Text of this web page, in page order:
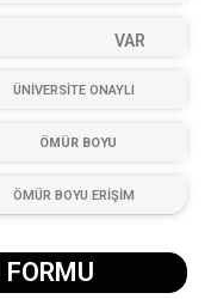
VAR
ÜNİVERSİTE ONAYLI
ÖMÜR BOYU
ÖMÜR BOYU ERİŞİM